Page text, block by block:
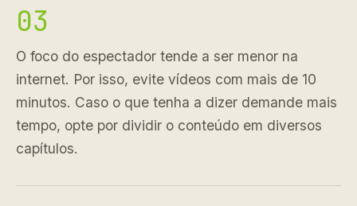
03
O foco do espectador tende a ser menor na
internet. Por isso, evite vídeos com mais de 10
minutos. Caso o que tenha a dizer demande mais
tempo, opte por dividir o conteúdo em diversos
capítulos.